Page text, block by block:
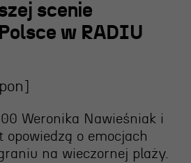
scenie
w RADIU
Weronika Nawieśniak i
opowiedzą o emocjach
na wieczornej plaży.